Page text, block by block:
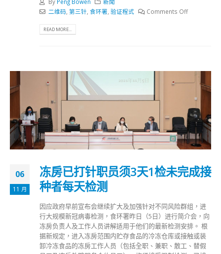
By Peng Bowen
新聞
二维码, 第三针, 食环署, 验证程式 Comments Off
READ MORE...
06
11 月
冻房已打针职员须3天1检未完成接
种者每天检测
因应政府早前宣布会继续扩大及加强针对不同风险群组，进
行大规模新冠病毒检测，食环署昨日（5日）进行简介会，向
冻房负责人及工作人员讲解适用于他们的最新检测安排。 根
据新规定，进入冻房范围内贮存食品的冷冻仓库或接触或装
卸冷冻食品的冻房工作人员（包括全职、兼职、散工、替假